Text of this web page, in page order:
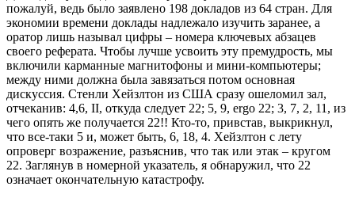
пожалуй, ведь было заявлено 198 докладов из 64 стран. Для
экономии времени доклады надлежало изучить заранее, а
оратор лишь называл цифры – номера ключевых абзацев
своего реферата. Чтобы лучше усвоить эту премудрость, мы
включили карманные магнитофоны и мини-компьютеры;
между ними должна была завязаться потом основная
дискуссия. Стенли Хейзлтон из США сразу ошеломил зал,
отчеканив: 4,6, II, откуда следует 22; 5, 9, ergo 22; 3, 7, 2, 11, из
чего опять же получается 22!! Кто-то, привстав, выкрикнул,
что все-таки 5 и, может быть, 6, 18, 4. Хейзлтон с лету
опроверг возражение, разъяснив, что так или этак – кругом
22. Заглянув в номерной указатель, я обнаружил, что 22
означает окончательную катастрофу.